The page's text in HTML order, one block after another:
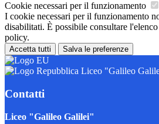
Cookie necessari per il funzionamento
I cookie necessari per il funzionamento
disabilitati. È possibile consultare
policy.
Accetta tutti Salva le preferenze
Liceo "Galileo
Contatti
Liceo "Galileo Galilei"